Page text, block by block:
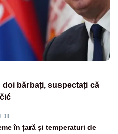
bărbați, suspectați că
în țară și temperaturi de